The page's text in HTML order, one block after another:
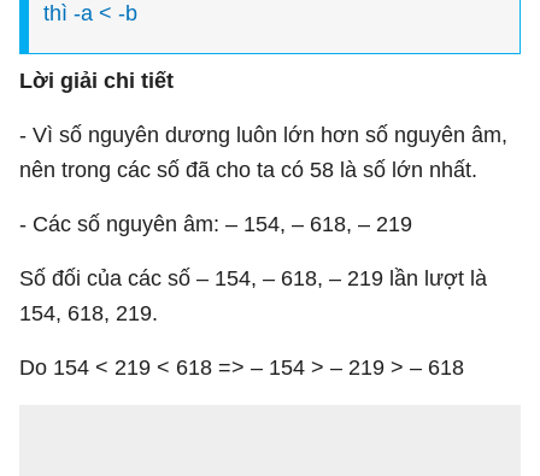
thì -a < -b
Lời giải chi tiết
- Vì số nguyên dương luôn lớn hơn số nguyên âm,
nên trong các số đã cho ta có 58 là số lớn nhất.
- Các số nguyên âm: – 154, – 618, – 219
Số đối của các số – 154, – 618, – 219 lần lượt là
154, 618, 219.
Do 154 < 219 < 618 => – 154 > – 219 > – 618